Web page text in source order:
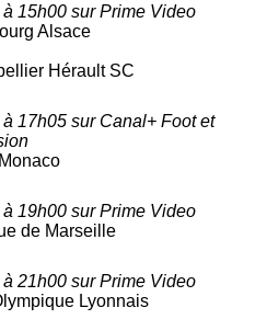
15h00 sur Prime Video
Alsace
Hérault SC
17h05 sur Canal+ Foot et
19h00 sur Prime Video
de Marseille
21h00 sur Prime Video
Lyonnais